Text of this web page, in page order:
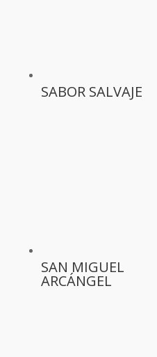
SABOR SALVAJE
SAN MIGUEL
ARCÁNGEL